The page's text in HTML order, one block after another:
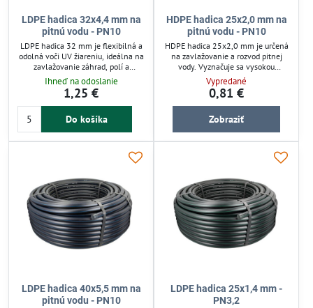
LDPE hadica 32x4,4 mm na
pitnú vodu - PN10
LDPE hadica 32 mm je flexibilná a
odolná voči UV žiareniu, ideálna na
zavlažovanie záhrad, polí a
skleníkov. Vhodná na rozvod vody v
kvapkových a mikrozavlažovacích
systémoch, zabezpečuje spoľahlivý
prenos vody pri nízkom tlaku.
Ľahká a pevná konštrukcia
dlhú životnosť.
Ihneď na odoslanie
1,25 €
Do košíka
HDPE hadica 25x2,0 mm na
pitnú vodu - PN10
HDPE hadica 25x2,0 mm je určená
na zavlažovanie a rozvod pitnej
vody. Vyznačuje sa vysokou
pevnosťou a odolnosťou proti tlaku,
UV žiareniu a chemikáliám. Hodí sa
pre náročné vonkajšie aj podzemné
inštalácie. Jednoduchá manipulácia
zaručuje rýchlu montáž a dlhodobú
systémoch.
Vypredané
0,81 €
Zobraziť
LDPE hadica 40x5,5 mm na
pitnú vodu - PN10
LDPE hadica 25x1,4 mm -
PN3,2